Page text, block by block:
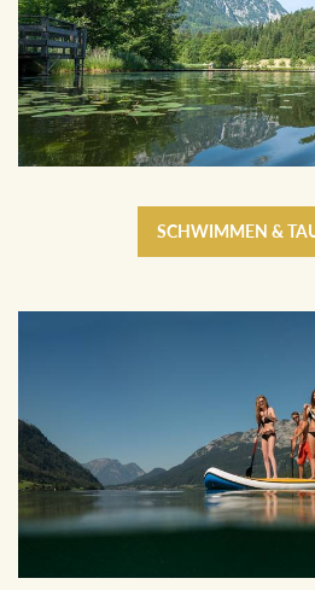
SCHWIMMEN &